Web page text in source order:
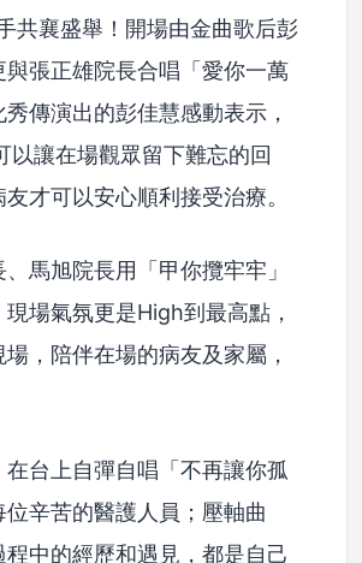
共襄盛舉！開場由金曲歌后彭
張正雄院長合唱「愛你一萬
傳演出的彭佳慧感動表示，
讓在場觀眾留下難忘的回
才可以安心順利接受治療。
馬旭院長用「甲你攬牢牢」
場氣氛更是High到最高點，
，陪伴在場的病友及家屬，
台上自彈自唱「不再讓你孤
辛苦的醫護人員；壓軸曲
中的經歷和遇見，都是自己